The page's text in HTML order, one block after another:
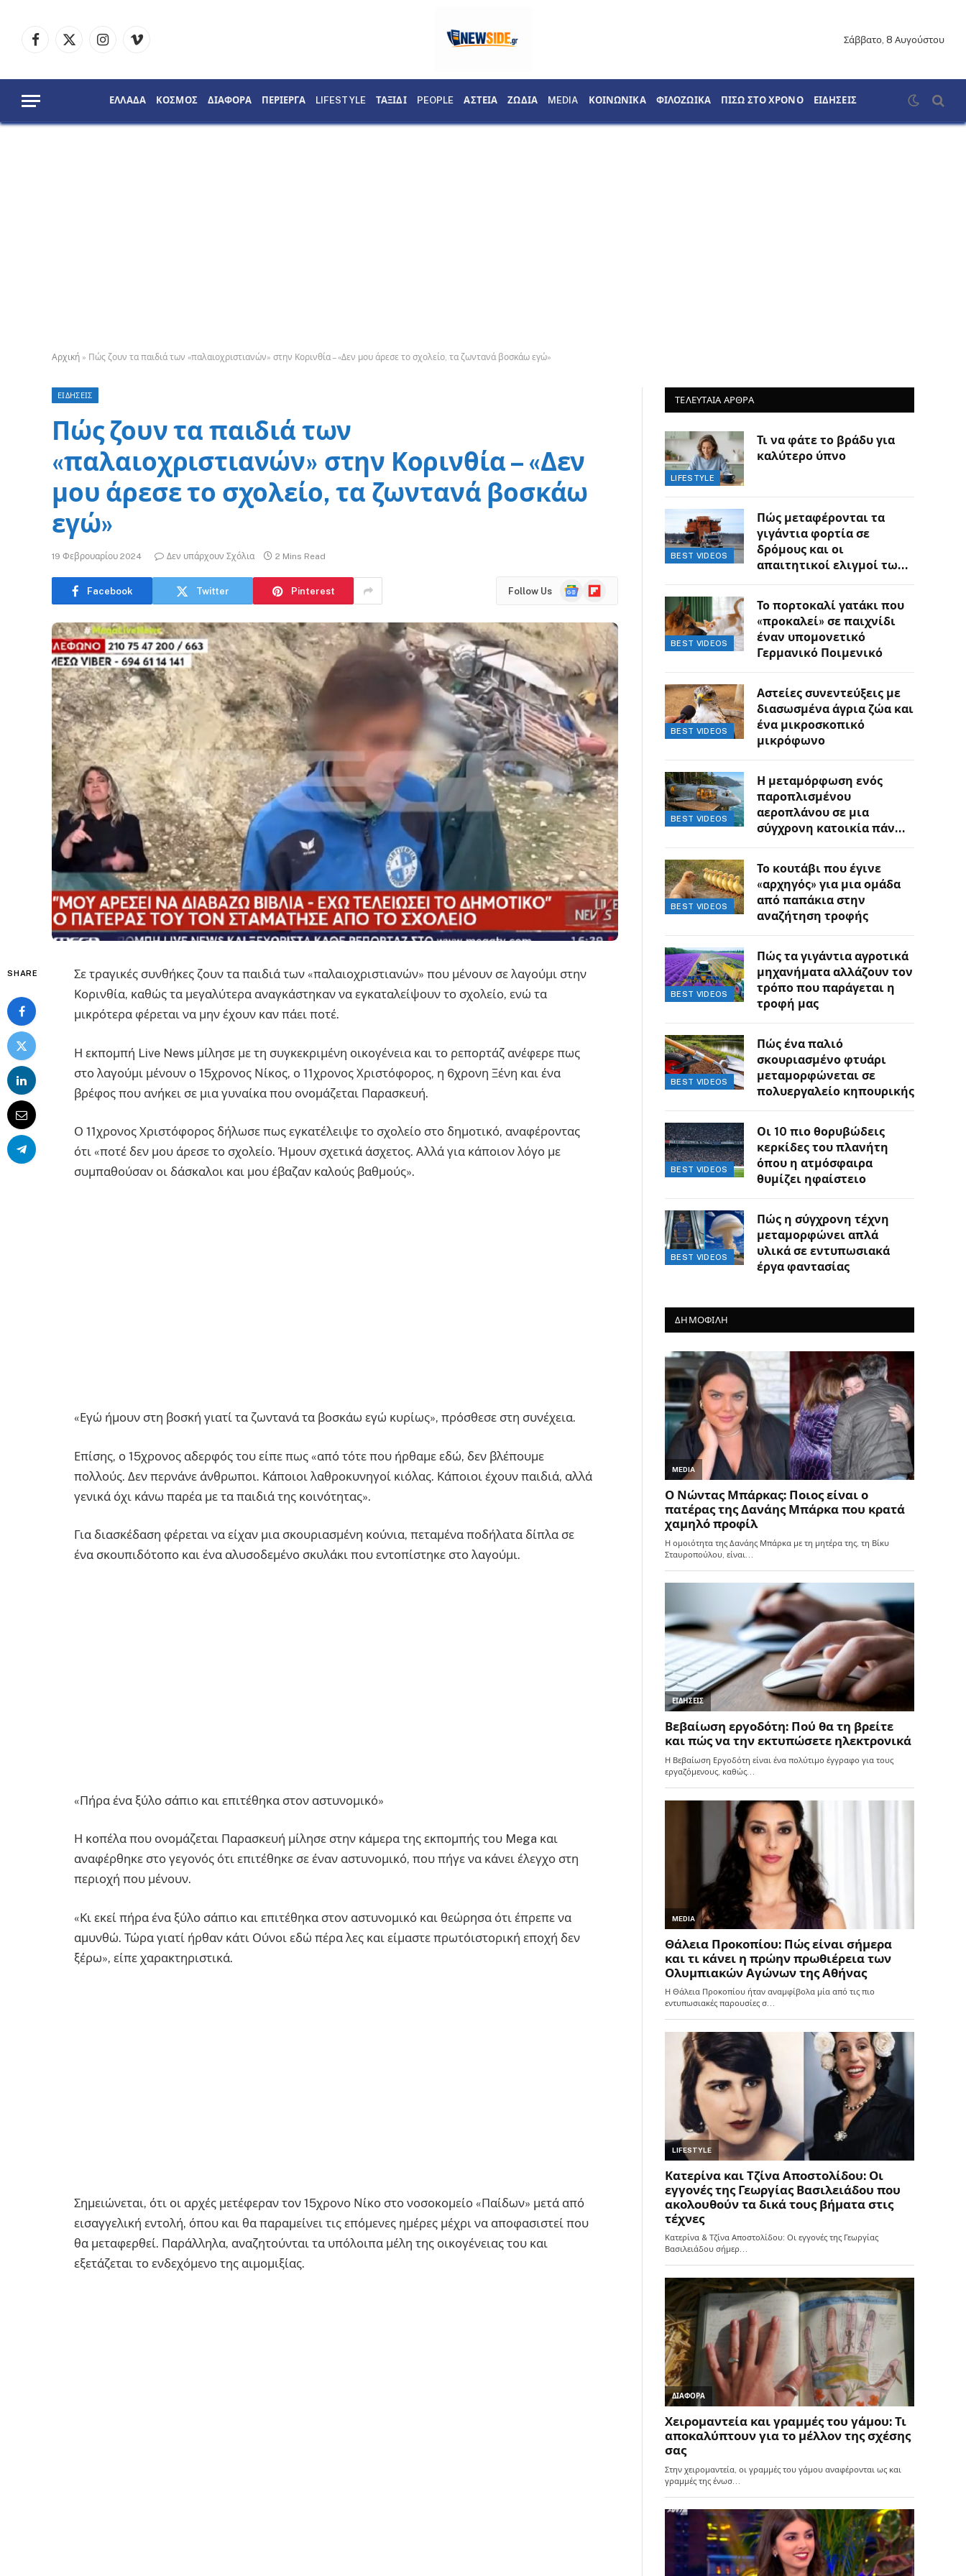
Facebook
X
InstagramVimeo
Σάββατο, 8 Αυγούστου
ΕΛΛΑΔΑ ΚΟΣΜΟΣ ΔΙΑΦΟΡΑ ΠΕΡΙΕΡΓΑ LIFESTYLE ΤΑΞΙΔΙ PEOPLE ΑΣΤΕΙΑ ΖΩΔΙΑ MEDIA ΚΟΙΝΩΝΙΚΑ ΦΙΛΟΖΩΙΚΑ ΠΙΣΩ ΣΤΟ ΧΡΟΝΟ ΕΙΔΗΣΕΙΣ
Αρχική » Πώς ζουν τα παιδιά των «παλαιοχριστιανών» στην Κορινθία – «Δεν μου άρεσε το σχολείο, τα ζωντανά βοσκάω εγώ»
ΕΙΔΗΣΕΙΣ
Πώς ζουν τα παιδιά των
«παλαιοχριστιανών» στην Κορινθία – «Δεν
μου άρεσε το σχολείο, τα ζωντανά βοσκάω
εγώ»
19 Φεβρουαρίου 2024 Δεν υπάρχουν Σχόλια 2 Mins Read
Facebook Twitter Pinterest Follow Us
GoogleFlipboard
SHARE
Σε τραγικές συνθήκες ζουν τα παιδιά των «παλαιοχριστιανών» που μένουν σε λαγούμι στην
Κορινθία, καθώς τα μεγαλύτερα αναγκάστηκαν να εγκαταλείψουν το σχολείο, ενώ τα
μικρότερα φέρεται να μην έχουν καν πάει ποτέ.
Η εκπομπή Live News μίλησε με τη συγκεκριμένη οικογένεια και το ρεπορτάζ ανέφερε πως
στο λαγούμι μένουν ο 15χρονος Νίκος, ο 11χρονος Χριστόφορος, η 6χρονη Ξένη και ένα
βρέφος που ανήκει σε μια γυναίκα που ονομάζεται Παρασκευή.
Ο 11χρονος Χριστόφορος δήλωσε πως εγκατέλειψε το σχολείο στο δημοτικό, αναφέροντας
ότι «ποτέ δεν μου άρεσε το σχολείο. Ήμουν σχετικά άσχετος. Αλλά για κάποιον λόγο με
συμπαθούσαν οι δάσκαλοι και μου έβαζαν καλούς βαθμούς».
«Εγώ ήμουν στη βοσκή γιατί τα ζωντανά τα βοσκάω εγώ κυρίως», πρόσθεσε στη συνέχεια.
Επίσης, ο 15χρονος αδερφός του είπε πως «από τότε που ήρθαμε εδώ, δεν βλέπουμε
πολλούς. Δεν περνάνε άνθρωποι. Κάποιοι λαθροκυνηγοί κιόλας. Κάποιοι έχουν παιδιά, αλλά
γενικά όχι κάνω παρέα με τα παιδιά της κοινότητας».
Για διασκέδαση φέρεται να είχαν μια σκουριασμένη κούνια, πεταμένα ποδήλατα δίπλα σε
ένα σκουπιδότοπο και ένα αλυσοδεμένο σκυλάκι που εντοπίστηκε στο λαγούμι.
«Πήρα ένα ξύλο σάπιο και επιτέθηκα στον αστυνομικό»
Η κοπέλα που ονομάζεται Παρασκευή μίλησε στην κάμερα της εκπομπής του Mega και
αναφέρθηκε στο γεγονός ότι επιτέθηκε σε έναν αστυνομικό, που πήγε να κάνει έλεγχο στη
περιοχή που μένουν.
«Κι εκεί πήρα ένα ξύλο σάπιο και επιτέθηκα στον αστυνομικό και θεώρησα ότι έπρεπε να
αμυνθώ. Τώρα γιατί ήρθαν κάτι Ούνοι εδώ πέρα λες και είμαστε πρωτόιστορική εποχή δεν
ξέρω», είπε χαρακτηριστικά.
Σημειώνεται, ότι οι αρχές μετέφεραν τον 15χρονο Νίκο στο νοσοκομείο «Παίδων» μετά από
εισαγγελική εντολή, όπου και θα παραμείνει τις επόμενες ημέρες μέχρι να αποφασιστεί που
θα μεταφερθεί. Παράλληλα, αναζητούνται τα υπόλοιπα μέλη της οικογένειας του και
εξετάζεται το ενδεχόμενο της αιμομιξίας.
ΤΕΛΕΥΤΑΙΑ ΑΡΘΡΑ
LIFESTYLE
Τι να φάτε το βράδυ για
καλύτερο ύπνο
BEST VIDEOS
Πώς μεταφέρονται τα
γιγάντια φορτία σε
δρόμους και οι
απαιτητικοί ελιγμοί των
BEST VIDEOS
Το πορτοκαλί γατάκι που
«προκαλεί» σε παιχνίδι
έναν υπομονετικό
Γερμανικό Ποιμενικό
BEST VIDEOS
Αστείες συνεντεύξεις με
διασωσμένα άγρια ζώα και
ένα μικροσκοπικό
μικρόφωνο
BEST VIDEOS
Η μεταμόρφωση ενός
παροπλισμένου
αεροπλάνου σε μια
σύγχρονη κατοικία πάνω
BEST VIDEOS
Το κουτάβι που έγινε
«αρχηγός» για μια ομάδα
από παπάκια στην
αναζήτηση τροφής
BEST VIDEOS
Πώς τα γιγάντια αγροτικά
μηχανήματα αλλάζουν τον
τρόπο που παράγεται η
τροφή μας
BEST VIDEOS
Πώς ένα παλιό
σκουριασμένο φτυάρι
μεταμορφώνεται σε
πολυεργαλείο κηπουρικής
BEST VIDEOS
Οι 10 πιο θορυβώδεις
κερκίδες του πλανήτη
όπου η ατμόσφαιρα
θυμίζει ηφαίστειο
BEST VIDEOS
Πώς η σύγχρονη τέχνη
μεταμορφώνει απλά
υλικά σε εντυπωσιακά
έργα φαντασίας
ΔΗΜΟΦΙΛΗ